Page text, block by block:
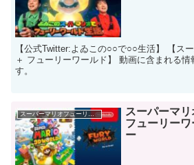
【公式Twitter:よゐこの○○で○○生活】 【ス
＋ フューリーワールド】 動画に含まれる
す。
スーパーマリオフューリーワールド
スーパーマ
フューリー
ー